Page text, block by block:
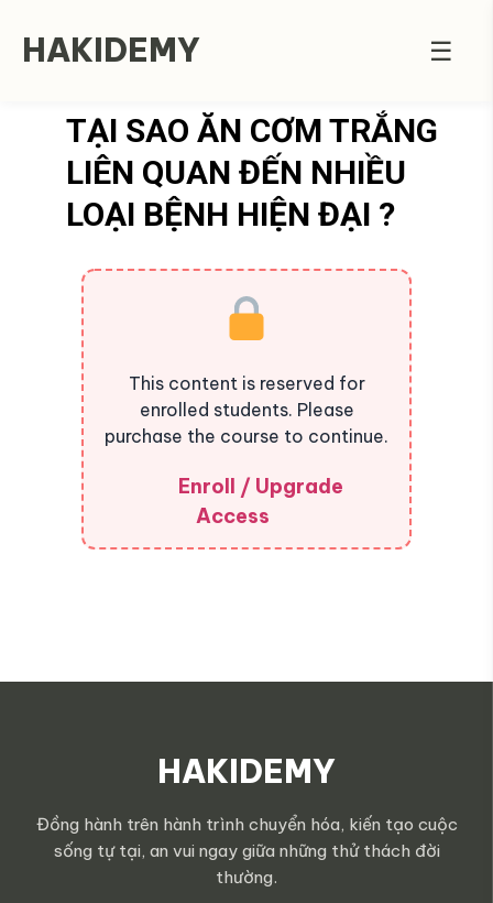
HAKIDEMY ☰
TẠI SAO ĂN CƠM TRẮNG
LIÊN QUAN ĐẾN NHIỀU
LOẠI BỆNH HIỆN ĐẠI ?
This content is reserved for
enrolled students. Please
purchase the course to continue.
Enroll / Upgrade
Access
HAKIDEMY
Đồng hành trên hành trình chuyển hóa, kiến tạo cuộc
sống tự tại, an vui ngay giữa những thử thách đời
thường.